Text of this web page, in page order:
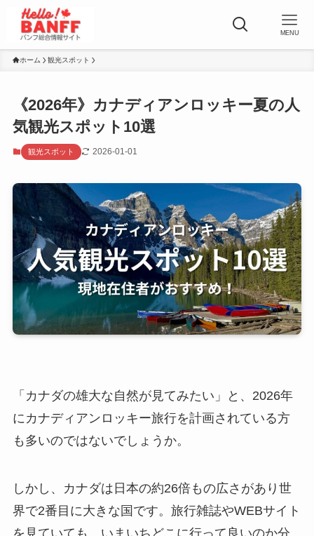
MENU
ホーム 観光スポット
《2026年》カナディアンロッキー夏の人
気観光スポット10選
観光スポット 2026-01-01
「カナダの雄大な自然が見てみたい」と、2026年
にカナディアンロッキー旅行を計画されている方
も多いのではないでしょうか。
しかし、カナダは日本の約26倍もの広さがあり世
界で2番目に大きな国です。旅行雑誌やWEBサイト